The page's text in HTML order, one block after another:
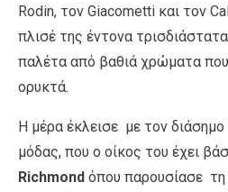
Rodin, τον Giacometti και τον
πλισέ της έντονα
παλέτα από βαθιά χρώματα
ορυκτά.
Η μέρα έκλεισε με τον
μόδας, που ο οίκος του έχει
Richmond όπου παρουσίασε τη